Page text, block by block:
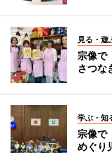
見る・遊
宗像で
さつな
学ぶ・知
宗像で
めぐり